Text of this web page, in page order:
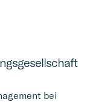
bei